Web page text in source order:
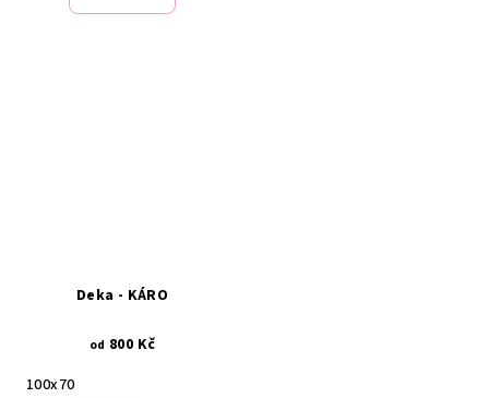
Deka - KÁRO
od 800 Kč
100x70